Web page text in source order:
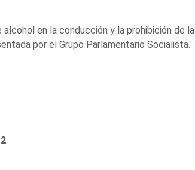
en la conducción y la prohibición de la
por el Grupo Parlamentario Socialista.